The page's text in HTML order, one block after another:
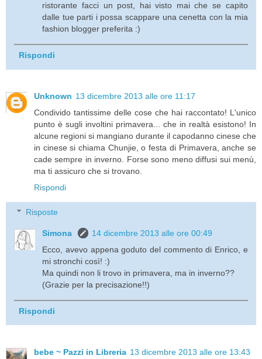
ristorante facci un post, hai visto mai che se capito
dalle tue parti i possa scappare una cenetta con la mia
fashion blogger preferita :)
Rispondi
Unknown 13 dicembre 2013 alle ore 11:17
Condivido tantissime delle cose che hai raccontato! L'unico
punto è sugli involtini primavera... che in realtà esistono! In
alcune regioni si mangiano durante il capodanno cinese che
in cinese si chiama Chunjie, o festa di Primavera, anche se
cade sempre in inverno. Forse sono meno diffusi sui menù,
ma ti assicuro che si trovano.
Rispondi
Risposte
Simona
14 dicembre 2013 alle ore 00:49
Ecco, avevo appena goduto del commento di Enrico, e
mi stronchi così! :)
Ma quindi non li trovo in primavera, ma in inverno??
(Grazie per la precisazione!!)
Rispondi
bebe ~ Pazzi in Libreria 13 dicembre 2013 alle ore 13:43